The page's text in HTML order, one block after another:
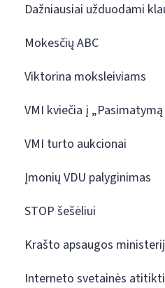
Dažniausiai užduodami
Mokesčių ABC
Viktorina moksleiviams
VMI kviečia į
VMI turto aukcionai
Įmonių VDU palyginimas
STOP šešėliui
Krašto apsaugos
Interneto svetainės